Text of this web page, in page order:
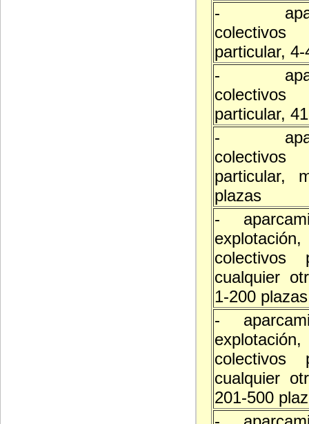
-
particular,
-
particular,
-
particular,
plazas
-
colectivos
cualquier
1-200 plazas
-
colectivos
cualquier
201-500